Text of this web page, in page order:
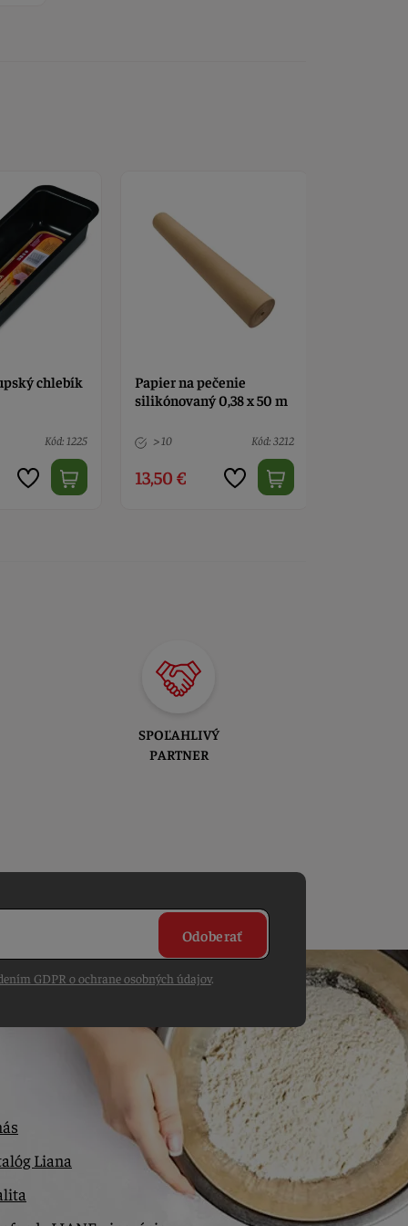
chlebík
Kód: 1225
Papier na pečenie
silikónovaný 0,38 x 50 m
> 10 Kód: 3212
13,50 €
SPOĽAHLIVÝ
PARTNER
Odoberať
GDPR o ochrane osobných údajov.
Liana